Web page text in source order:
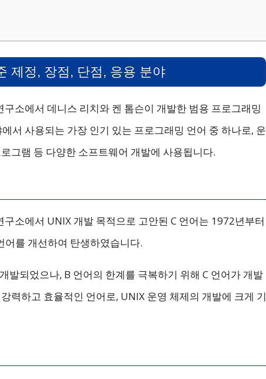
제정, 장점, 단점, 응용 분야
소에서 데니스 리치와 켄 톰슨이 개발한 범용 프로그래밍
서 사용되는 가장 인기 있는 프로그래밍 언어 중 하나로, 운
그램 등 다양한 소프트웨어 개발에 사용됩니다.
소에서 UNIX 개발 목적으로 고안된 C 언어는 1972년부터
어를 개선하여 탄생하였습니다.
발되었으나, B 언어의 한계를 극복하기 위해 C 언어가 개발
력하고 효율적인 언어로, UNIX 운영 체제의 개발에 크게 기